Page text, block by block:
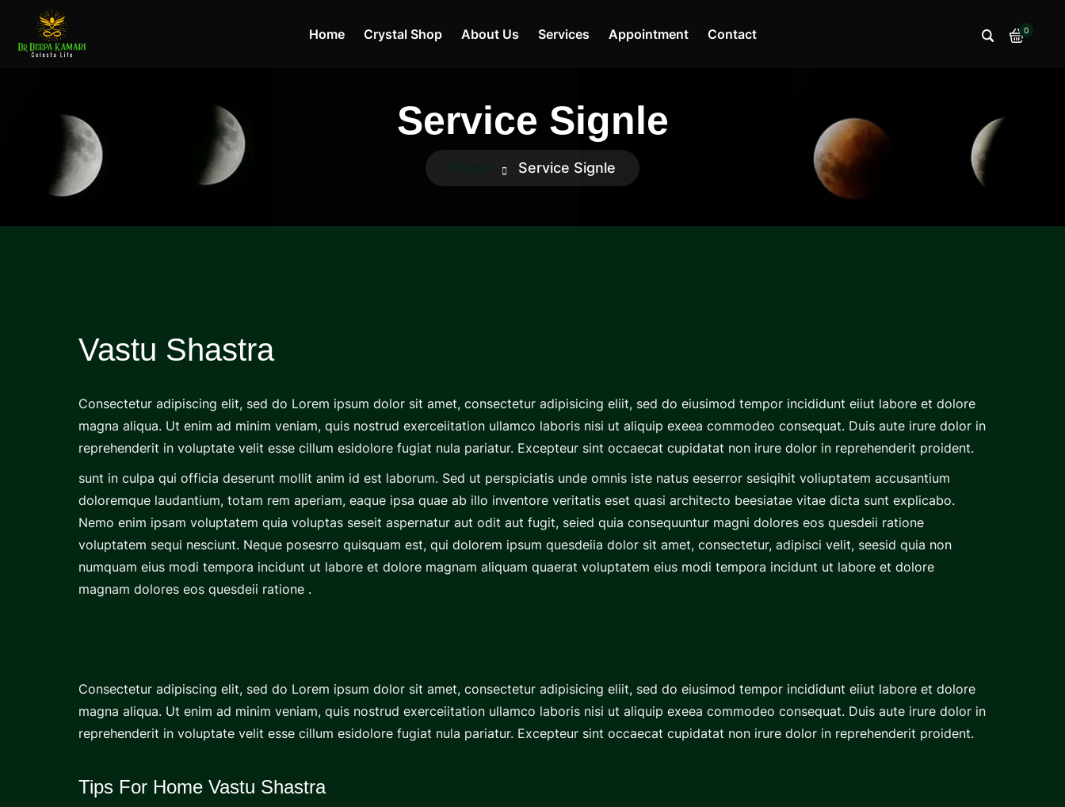
Home Crystal Shop About Us Services Appointment Contact 0
Service Signle
Home Service Signle
Vastu Shastra
Consectetur adipiscing elit, sed do Lorem ipsum dolor sit amet, consectetur adipisicing eliit, sed do eiusimod tempor incididunt eiiut labore et dolore
magna aliqua. Ut enim ad minim veniam, quis nostrud exerceiitation ullamco laboris nisi ut aliquip exeea commodeo consequat. Duis aute irure dolor in
reprehenderit in voluptate velit esse cillum esidolore fugiat nula pariatur. Excepteur sint occaecat cupidatat non irure dolor in reprehenderit proident.
sunt in culpa qui officia deserunt mollit anim id est laborum. Sed ut perspiciatis unde omnis iste natus eeserror sesiqihit voliuptatem accusantium
doloremque laudantium, totam rem aperiam, eaque ipsa quae ab illo inventore veritatis eset quasi architecto beesiatae vitae dicta sunt explicabo.
Nemo enim ipsam voluptatem quia voluptas seseit aspernatur aut odit aut fugit, seied quia consequuntur magni dolores eos quesdeii ratione
voluptatem sequi nesciunt. Neque posesrro quisquam est, qui dolorem ipsum quesdeiia dolor sit amet, consectetur, adipisci velit, seesid quia non
numquam eius modi tempora incidunt ut labore et dolore magnam aliquam quaerat voluptatem eius modi tempora incidunt ut labore et dolore
magnam dolores eos quesdeii ratione .
Consectetur adipiscing elit, sed do Lorem ipsum dolor sit amet, consectetur adipisicing eliit, sed do eiusimod tempor incididunt eiiut labore et dolore
magna aliqua. Ut enim ad minim veniam, quis nostrud exerceiitation ullamco laboris nisi ut aliquip exeea commodeo consequat. Duis aute irure dolor in
reprehenderit in voluptate velit esse cillum esidolore fugiat nula pariatur. Excepteur sint occaecat cupidatat non irure dolor in reprehenderit proident.
Tips For Home Vastu Shastra